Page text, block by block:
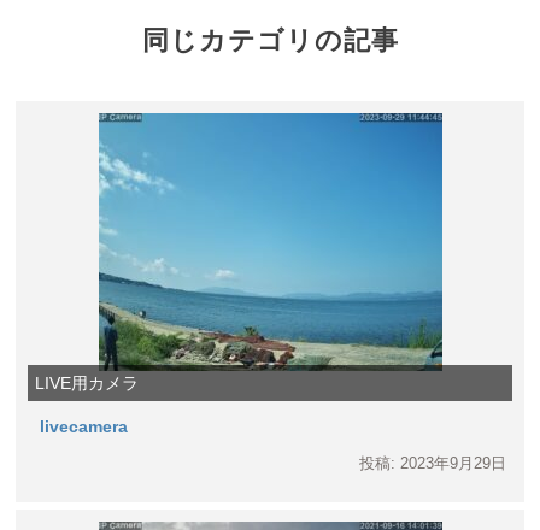
同じカテゴリの記事
LIVE用カメラ
livecamera
投稿: 2023年9月29日